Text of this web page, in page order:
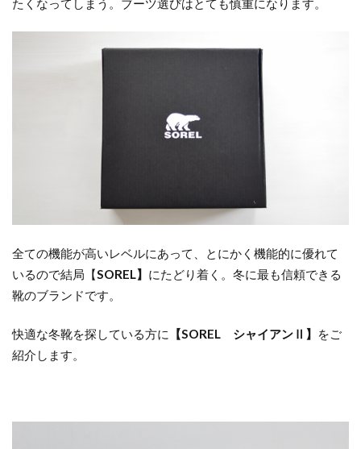
全ての機能が高いレベルにあって、とにかく機能的に優れて
いるので結局【SOREL】 にたどり着く。冬に最も信頼できる
靴のブランドです。
快適な冬靴を探している方に 【SOREL シャイアンⅡ】
をご
紹介します。